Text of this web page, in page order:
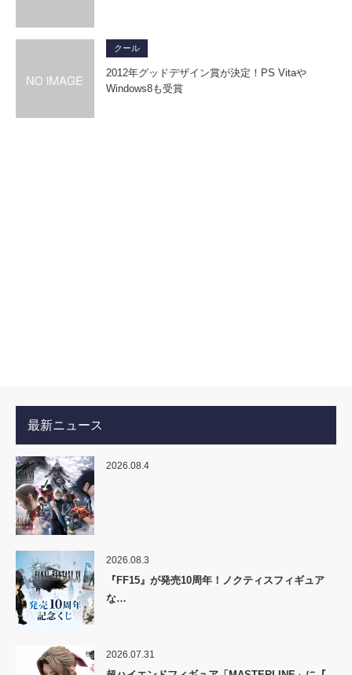
クール
2012年グッドデザイン賞が決定！PS Vitaや
Windows8も受賞
最新ニュース
2026.08.4
2026.08.3
『FF15』が発売10周年！ノクティスフィギュア
な…
2026.07.31